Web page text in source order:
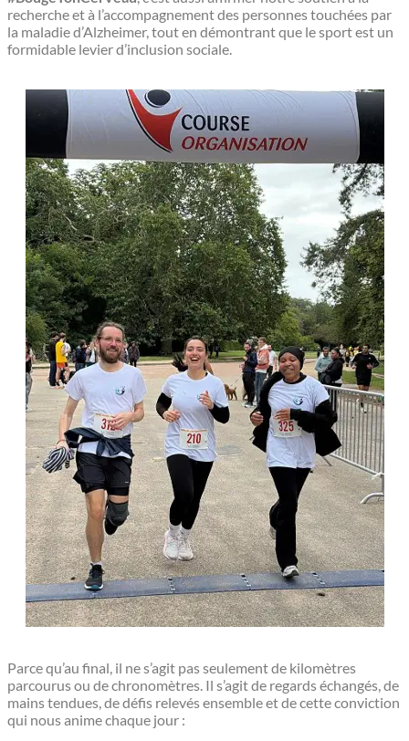
recherche et à l’accompagnement des personnes touchées par
la maladie d’Alzheimer, tout en démontrant que le sport est un
formidable levier d’inclusion sociale.
Parce qu’au final, il ne s’agit pas seulement de kilomètres
parcourus ou de chronomètres. Il s’agit de regards échangés, de
mains tendues, de défis relevés ensemble et de cette conviction
qui nous anime chaque jour :